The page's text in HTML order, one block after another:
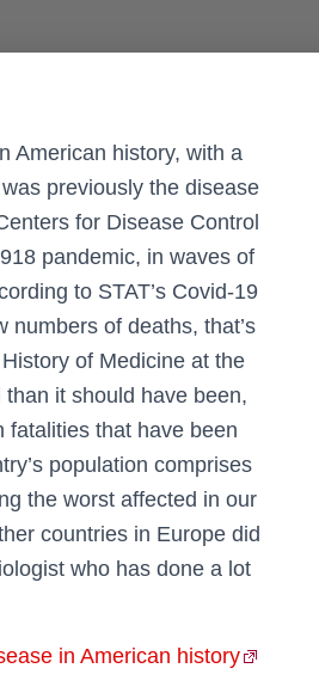
American history, with a
previously the disease
for Disease Control
pandemic, in waves of
to STAT’s Covid-19
numbers of deaths, that’s
of Medicine at the
than it should have been,
fatalities that have been
population comprises
the worst affected in our
countries in Europe did
who has done a lot
in American history